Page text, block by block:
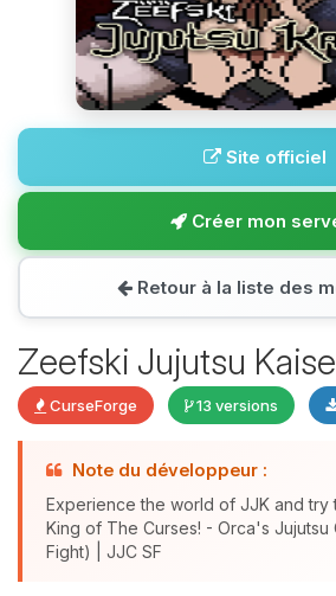
Site officiel
Créer mon
Retour à la liste des
Zeefski Jujutsu
CurseForge 13 versions
Note du développeur :
Experience the world of JJK and try
King of The Curses! - Orca's Jujutsu
Fight) | JJC SF